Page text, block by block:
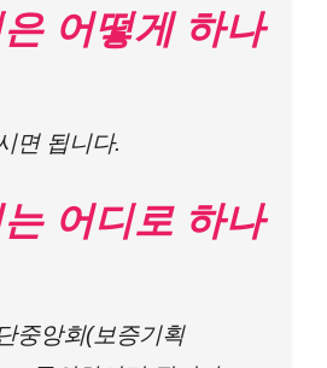
어떻게 하나
면 됩니다.
어디로 하나
중앙회(보증기획